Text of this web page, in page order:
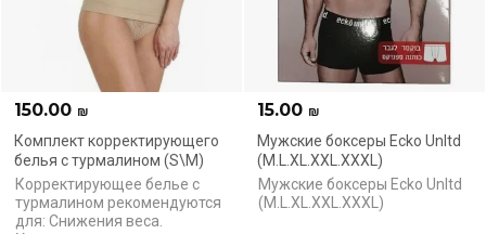
150.00 ₪
Комплект корректирующего
белья с турмалином (S\M)
Корректирующее белье с
турмалином рекомендуются
для: Снижения веса.
15.00 ₪
Мужские боксеры Ecko Unltd
(M.L.XL.XXL.XXXL)
Мужские боксеры Ecko Unltd
(M.L.XL.XXL.XXXL)